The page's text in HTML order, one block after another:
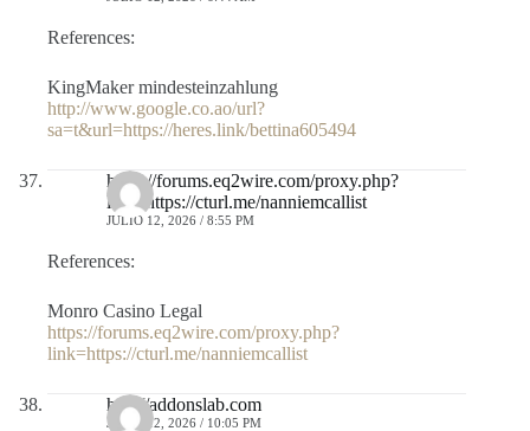
References:
KingMaker mindesteinzahlung
http://www.google.co.ao/url?
sa=t&url=https://heres.link/bettina605494
https://forums.eq2wire.com/proxy.php?
link=https://cturl.me/nanniemcallist
JULIO 12, 2026 / 8:55 PM
References:
Monro Casino Legal
https://forums.eq2wire.com/proxy.php?
link=https://cturl.me/nanniemcallist
http://addonslab.com
JULIO 12, 2026 / 10:05 PM